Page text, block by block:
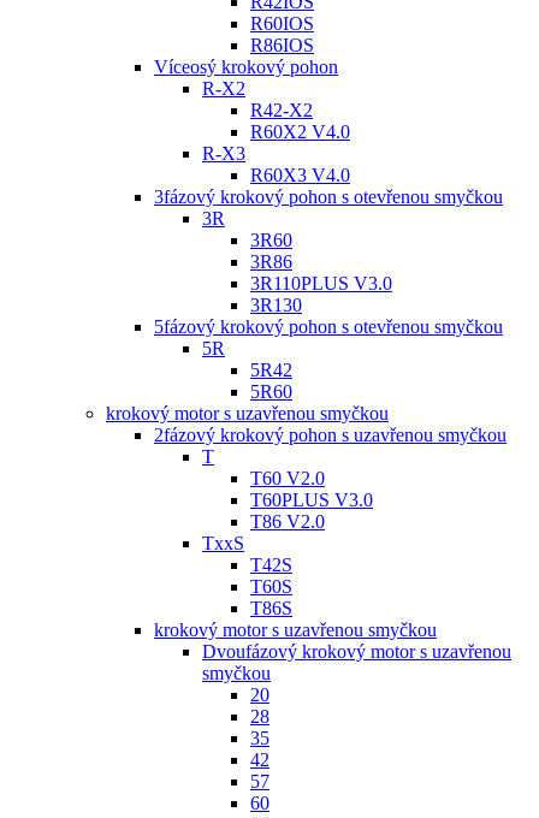
R60IOS
R86IOS
Víceosý krokový pohon
R-X2
R42-X2
R60X2 V4.0
R-X3
R60X3 V4.0
3fázový krokový pohon s otevřenou smyčkou
3R
3R60
3R86
3R110PLUS V3.0
3R130
5fázový krokový pohon s otevřenou smyčkou
5R
5R42
5R60
krokový motor s uzavřenou smyčkou
2fázový krokový pohon s uzavřenou smyčkou
T
T60 V2.0
T60PLUS V3.0
T86 V2.0
TxxS
T42S
T60S
T86S
krokový motor s uzavřenou smyčkou
Dvoufázový krokový motor s uzavřenou
smyčkou
20
28
35
42
57
60